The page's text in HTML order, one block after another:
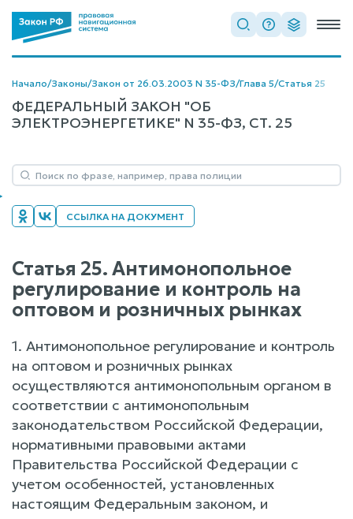
Начало/Законы/Закон от 26.03.2003 N 35-ФЗ/Глава 5/Статья 25
ФЕДЕРАЛЬНЫЙ ЗАКОН "ОБ
ЭЛЕКТРОЭНЕРГЕТИКЕ" N 35-ФЗ, СТ. 25
ССЫЛКА НА ДОКУМЕНТ
Статья 25. Антимонопольное
регулирование и контроль на
оптовом и розничных рынках
1. Антимонопольное регулирование и контроль
на оптовом и розничных рынках
осуществляются антимонопольным органом в
соответствии с антимонопольным
законодательством Российской Федерации,
нормативными правовыми актами
Правительства Российской Федерации с
учетом особенностей, установленных
настоящим Федеральным законом, и